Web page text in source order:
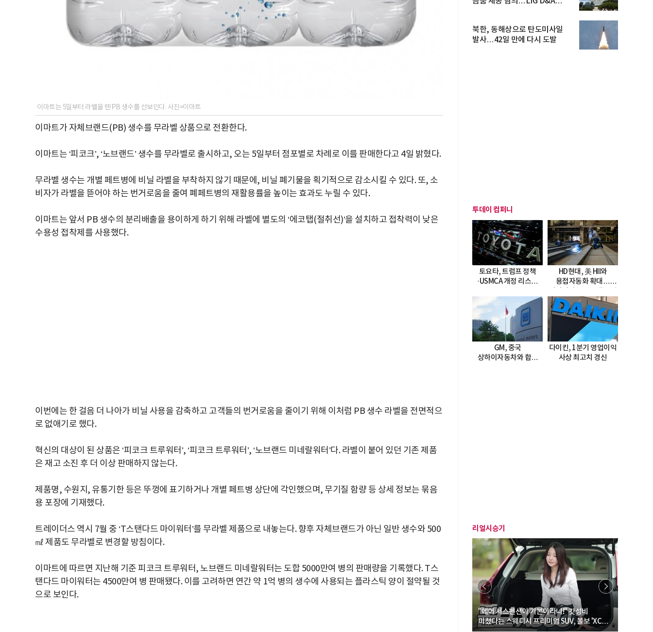
이마트는 5일부터 라벨을 뗀 PB 생수를 선보인다. 사진=이마트
이마트가 자체브랜드(PB) 생수를 무라벨 상품으로 전환한다.
이마트는 ‘피코크’, ‘노브랜드’ 생수를 무라벨로 출시하고, 오는 5일부터 점포별로 차례로 이를 판매한다고 4일 밝혔다.
무라벨 생수는 개별 페트병에 비닐 라벨을 부착하지 않기 때문에, 비닐 폐기물을 획기적으로 감소시킬 수 있다. 또, 소
비자가 라벨을 뜯어야 하는 번거로움을 줄여 폐페트병의 재활용률을 높이는 효과도 누릴 수 있다.
이마트는 앞서 PB 생수의 분리배출을 용이하게 하기 위해 라벨에 별도의 ‘에코탭(절취선)’을 설치하고 접착력이 낮은
수용성 접착제를 사용했다.
이번에는 한 걸음 더 나아가 비닐 사용을 감축하고 고객들의 번거로움을 줄이기 위해 이처럼 PB 생수 라벨을 전면적으
로 없애기로 했다.
혁신의 대상이 된 상품은 ‘피코크 트루워터’, ‘피코크 트루워터’, ‘노브랜드 미네랄워터’다. 라벨이 붙어 있던 기존 제품
은 재고 소진 후 더 이상 판매하지 않는다.
제품명, 수원지, 유통기한 등은 뚜껑에 표기하거나 개별 페트병 상단에 각인했으며, 무기질 함량 등 상세 정보는 묶음
용 포장에 기재했다.
트레이더스 역시 7월 중 ‘T스탠다드 마이워터’를 무라벨 제품으로 내놓는다. 향후 자체브랜드가 아닌 일반 생수와 500
㎖ 제품도 무라벨로 변경할 방침이다.
이마트에 따르면 지난해 기준 피코크 트루워터, 노브랜드 미네랄워터는 도합 5000만여 병의 판매량을 기록했다. T스
탠다드 마이워터는 4500만여 병 판매됐다. 이를 고려하면 연간 약 1억 병의 생수에 사용되는 플라스틱 양이 절약될 것
으로 보인다.
북한, 동해상으로 탄도미사일
발사…42일 만에 다시 도발
투데이 컴퍼니
토요타, 트럼프 정책
·USMCA 개정 리스크
HD현대, 美 HII와
용접자동화 확대…
도입
GM, 중국
상하이자동차와 합작
다이킨, 1분기 영업이익
사상 최고치 경신
리얼시승기
"에어 서스펜션이 기본이라니!" 갓성비
미쳤다는 스웨디시 프리미엄 SUV, 볼보 'XC60